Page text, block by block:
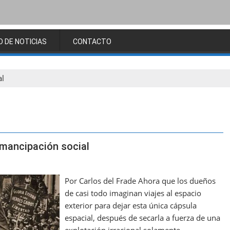
DE NOTICIAS CONTACTO
social
Por Carlos del Frade Ahora que los dueños
de casi todo imaginan viajes al espacio
exterior para dejar esta única cápsula
espacial, después de secarla a fuerza de una